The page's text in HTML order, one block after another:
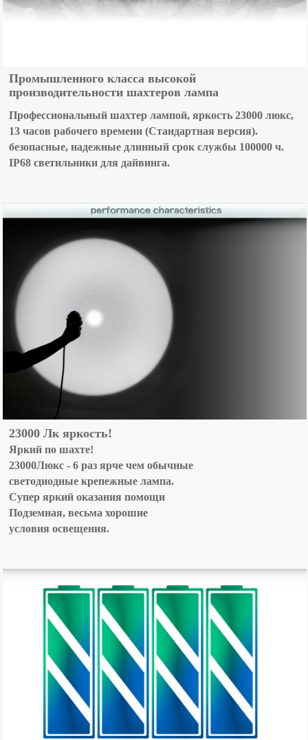
Промышленного класса высокой
производительности шахтеров лампа
Профессиональный шахтер лампой, яркость 23000 люкс,
13 часов рабочего времени (Стандартная версия).
безопасные, надежные длинный срок службы 100000 ч.
IP68 светильники для дайвинга.
23000 Лк яркость!
Яркий по шахте!
23000Люкс - 6 раз ярче чем обычные
светодиодные крепежные лампа.
Супер яркий оказания помощи
Подземная, весьма хорошие
условия освещения.